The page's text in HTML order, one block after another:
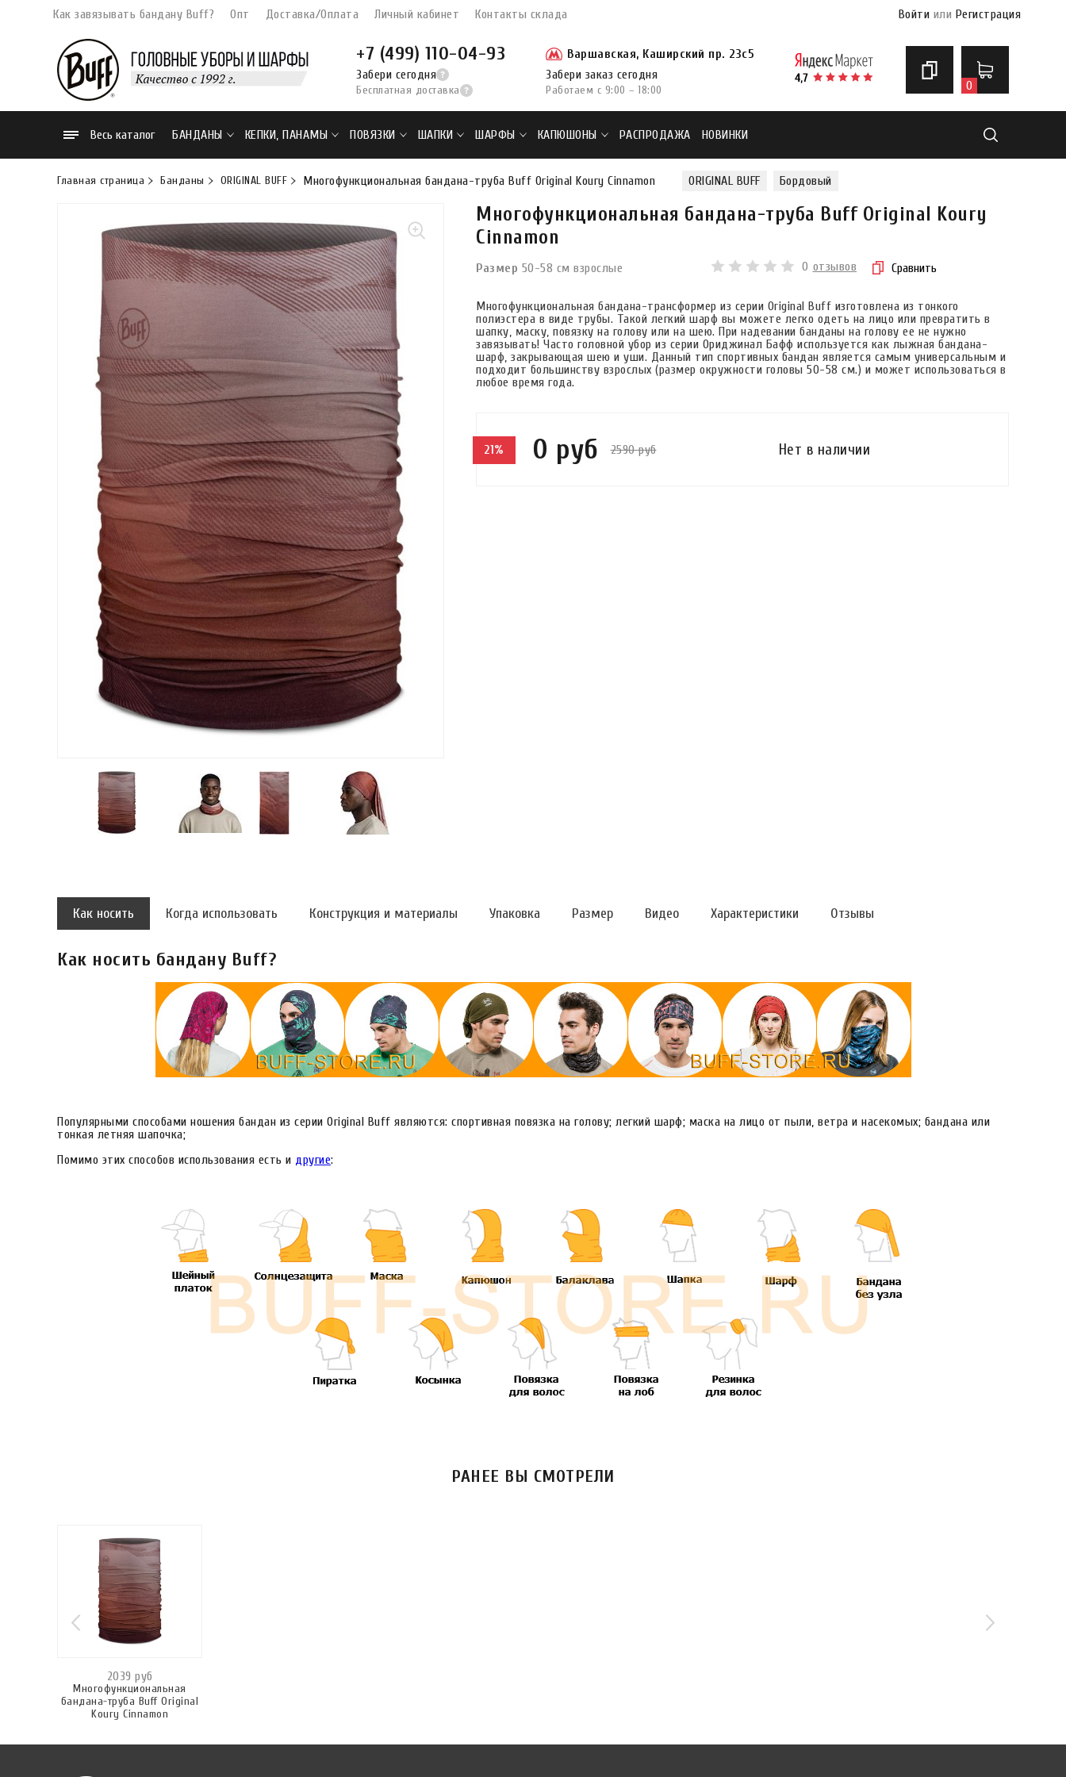
Как завязывать бандану Buff? Опт Доставка/Оплата Личный кабинет Контакты склада Войти или Регистрация
+7 (499) 110-04-93
Забери сегодня
Бесплатная доставка
Варшавская, Каширский пр. 23с5
Забери заказ сегодня
Работаем с 9:00 – 18:00 0
Весь каталог БАНДАНЫ КЕПКИ, ПАНАМЫ ПОВЯЗКИ ШАПКИ ШАРФЫ КАПЮШОНЫ РАСПРОДАЖА НОВИНКИ
Главная страница Банданы ORIGINAL BUFF Многофункциональная бандана-труба Buff Original Koury Cinnamon ORIGINAL BUFF Бордовый
Многофункциональная бандана-труба Buff Original Koury
Cinnamon
Размер 50-58 см взрослые 0 отзывов Сравнить
Многофункциональная бандана-трансформер из серии Original Buff изготовлена из тонкого
полиэстера в виде трубы. Такой легкий шарф вы можете легко одеть на лицо или превратить в
шапку, маску, повязку на голову или на шею. При надевании банданы на голову ее не нужно
завязывать! Часто головной убор из серии Ориджинал Бафф используется как лыжная бандана-
шарф, закрывающая шею и уши. Данный тип спортивных бандан является самым универсальным и
подходит большинству взрослых (размер окружности головы 50-58 см.) и может использоваться в
любое время года.
21% 0 руб 2590 руб Нет в наличии
Как носить Когда использовать Конструкция и материалы Упаковка Размер Видео Характеристики Отзывы
Как носить бандану Buff?
Популярными способами ношения бандан из серии Original Buff являются: спортивная повязка на голову; легкий шарф; маска на лицо от пыли, ветра и насекомых; бандана или
тонкая летняя шапочка;
Помимо этих способов использования есть и другие:
РАНЕЕ ВЫ СМОТРЕЛИ
2039 руб
Многофункциональная
бандана-труба Buff Original
Koury Cinnamon